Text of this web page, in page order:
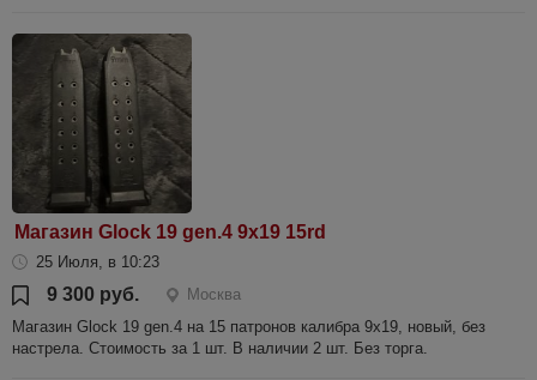
Магазин Glock 19 gen.4 9x19 15rd
25 Июля, в 10:23
9 300 руб.
Москва
Магазин Glock 19 gen.4 на 15 патронов калибра 9х19, новый, без
настрела. Стоимость за 1 шт. В наличии 2 шт. Без торга.